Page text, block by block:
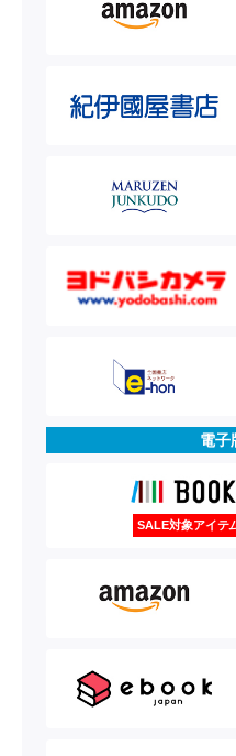
電子
SALE対象アイテ